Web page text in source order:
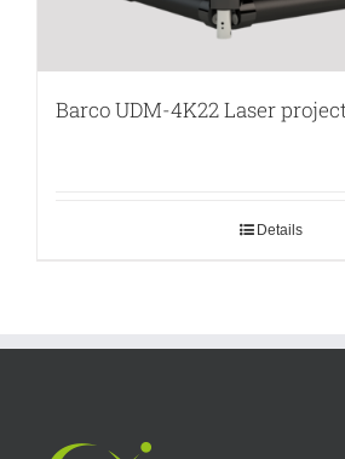
Barco UDM-4K22 Laser
Details